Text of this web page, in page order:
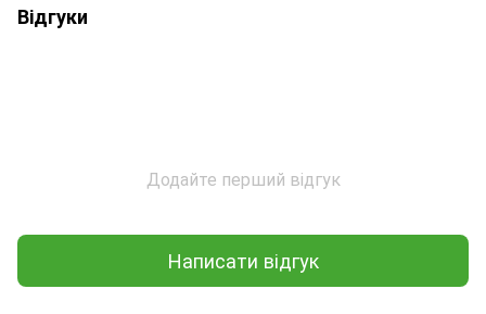
Відгуки
Додайте перший відгук
Написати відгук